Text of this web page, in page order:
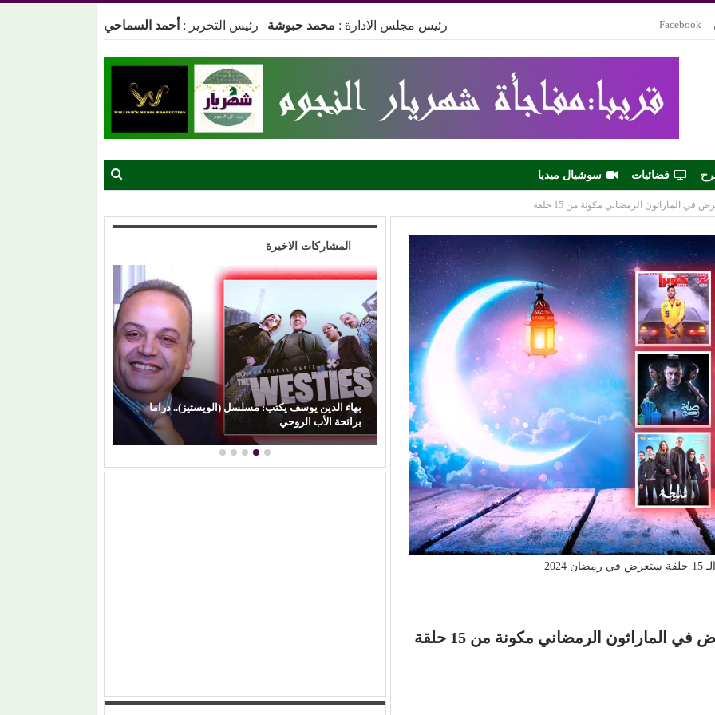
Facebook رئيس مجلس الادارة : محمد حبوشة | رئيس التحرير : أحمد السماحي
فضائيات سوشيال ميديا
الماراثون الرمضاني مكونة من 15 حلقة
الرمضاني مكونة من 15 حلقة
المشاركات الاخيرة
لماذا اكتفينا
بهاء الدين يوسف يكتب: مسلسل (الويستيز).. دراما
برائحة الأب الروحي
(السيرة الهلالية) وآفة…